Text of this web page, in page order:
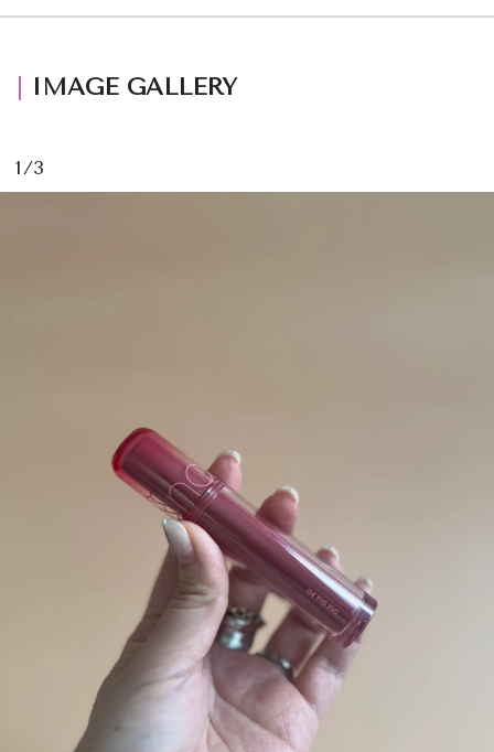
SDGs
Log in or Sign up
SPUR読者のためのメンバーシッププログラム
「The SPUR Club」。便利な機能と特典を無料で楽し
ログイン・新規会員登録
FOLLOW US
IMAGE GALLERY
1/3